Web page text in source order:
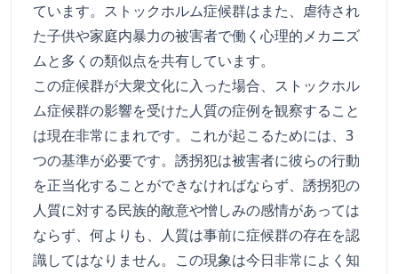
ています。ストックホルム症候群はまた、虐待され
た子供や家庭内暴力の被害者で働く心理的メカニズ
ムと多くの類似点を共有しています。
この症候群が大衆文化に入った場合、ストックホル
ム症候群の影響を受けた人質の症例を観察すること
は現在非常にまれです。これが起こるためには、3
つの基準が必要です。誘拐犯は被害者に彼らの行動
を正当化することができなければならず、誘拐犯の
人質に対する民族的敵意や憎しみの感情があっては
ならず、何よりも、人質は事前に症候群の存在を認
識してはなりません。この現象は今日非常によく知